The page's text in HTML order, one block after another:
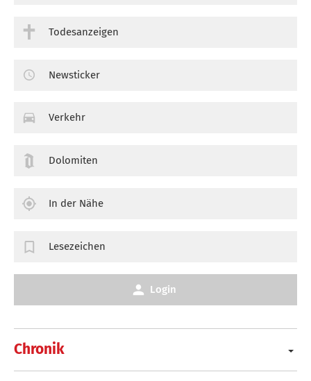
Chronik
Todesanzeigen
Newsticker
Verkehr
Dolomiten
In der Nähe
Lesezeichen
Login